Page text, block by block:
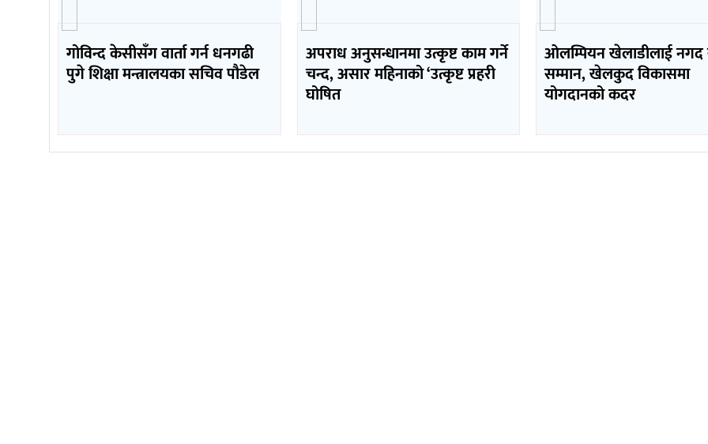
गोविन्द केसीसँग वार्ता गर्न धनगढी
पुगे शिक्षा मन्त्रालयका सचिव पौडेल
अपराध अनुसन्धानमा उत्कृष्ट काम गर्ने
चन्द, असार महिनाको ‘उत्कृष्ट प्रहरी
घोषित
ओलम्पियन खेलाडीलाई नगद
सम्मान, खेलकुद विकासमा
योगदानको कदर